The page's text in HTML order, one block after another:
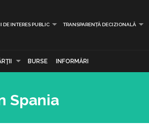
DE INTERES PUBLIC TRANSPARENȚĂ DECIZIONALĂ
BURSE INFORMĂRI
Spania